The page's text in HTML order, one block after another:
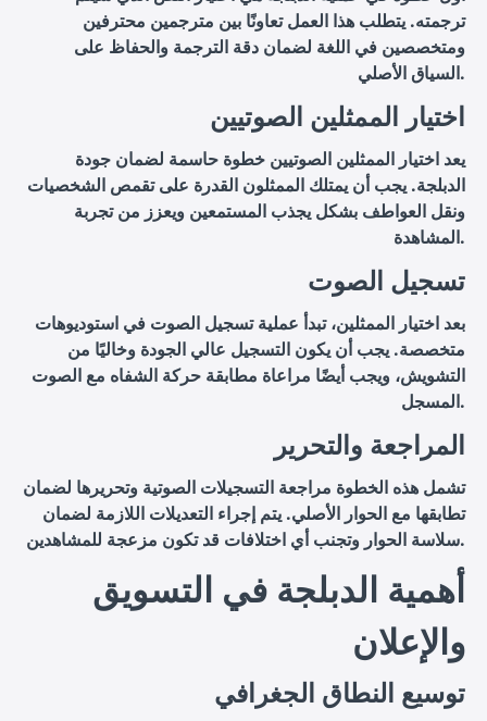
ترجمته. يتطلب هذا العمل تعاونًا بين مترجمين محترفين
ومتخصصين في اللغة لضمان دقة الترجمة والحفاظ على
السياق الأصلي.
اختيار الممثلين الصوتيين
يعد اختيار الممثلين الصوتيين خطوة حاسمة لضمان جودة
الدبلجة. يجب أن يمتلك الممثلون القدرة على تقمص الشخصيات
ونقل العواطف بشكل يجذب المستمعين ويعزز من تجربة
المشاهدة.
تسجيل الصوت
بعد اختيار الممثلين، تبدأ عملية تسجيل الصوت في استوديوهات
متخصصة. يجب أن يكون التسجيل عالي الجودة وخاليًا من
التشويش، ويجب أيضًا مراعاة مطابقة حركة الشفاه مع الصوت
المسجل.
المراجعة والتحرير
تشمل هذه الخطوة مراجعة التسجيلات الصوتية وتحريرها لضمان
تطابقها مع الحوار الأصلي. يتم إجراء التعديلات اللازمة لضمان
سلاسة الحوار وتجنب أي اختلافات قد تكون مزعجة للمشاهدين.
أهمية الدبلجة في التسويق
والإعلان
توسيع النطاق الجغرافي